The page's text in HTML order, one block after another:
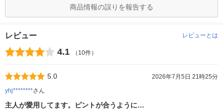
商品情報の誤りを報告する
レビュー レビューとは
4.1 （10件）
5.0
2026年7月5日 21時25分
yhj********さん
主人が愛用してます。ピントが合うように…